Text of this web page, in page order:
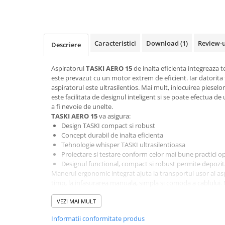
Dispensere acoperitoare colac wc
Dispensere hartie igienica
Dispensere odorizante
Dispensere prosoape pliate (Z)
Dispensere pungi igiena feminina
Dispensere rola hartie industriala
Dispensere rola prosop hartie
Dispensere servetele masa,
servetele faciale
Dozatoare sapun lichid
Uscatoare de maini
Descriere Caracteristici Download (1)
AspiratorulTASKI AERO 15de inalta eficienta integreaza
este prevazut cu un motor extrem de eficient. Iar
aspiratorul este ultrasilentios. Mai mult, inlocuirea
este facilitata de designul inteligent si se poate efectua
a fi nevoie de unelte.
TASKI AERO 15va asigura:
Design TASKI compact si robust
Concept durabil de inalta eficienta
Tehnologie whisper TASKI ultrasilentioasa
Proiectare si testare conform celor mai bune practici
Designul functional, compact si robust permite
Manerul ergonomic integrat ajuta la transportul usor al
TASKI AERO sunt extrem de eficiente si sunt prevazute
585 W care ofera aceleasi performante de curatare ca un
Prin urmare, asigura economii semnificative de energie si
VEZI MAI MULT
Informatii conformitate produs